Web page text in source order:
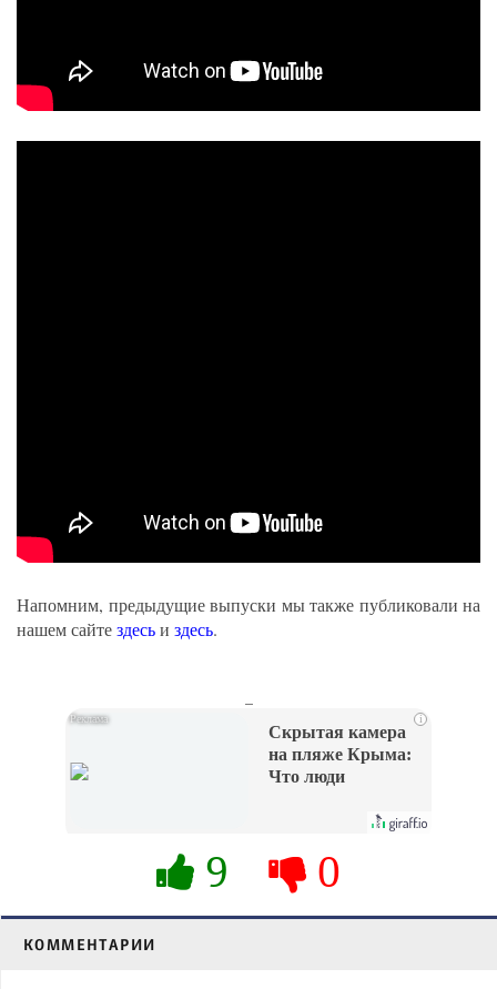
Напомним, предыдущие выпуски мы также публиковали на
нашем сайтездесьи здесь.
i
Скрытая камера
на пляже Крыма:
Что люди
их не видят...
9 0
КОММЕНТАРИИ